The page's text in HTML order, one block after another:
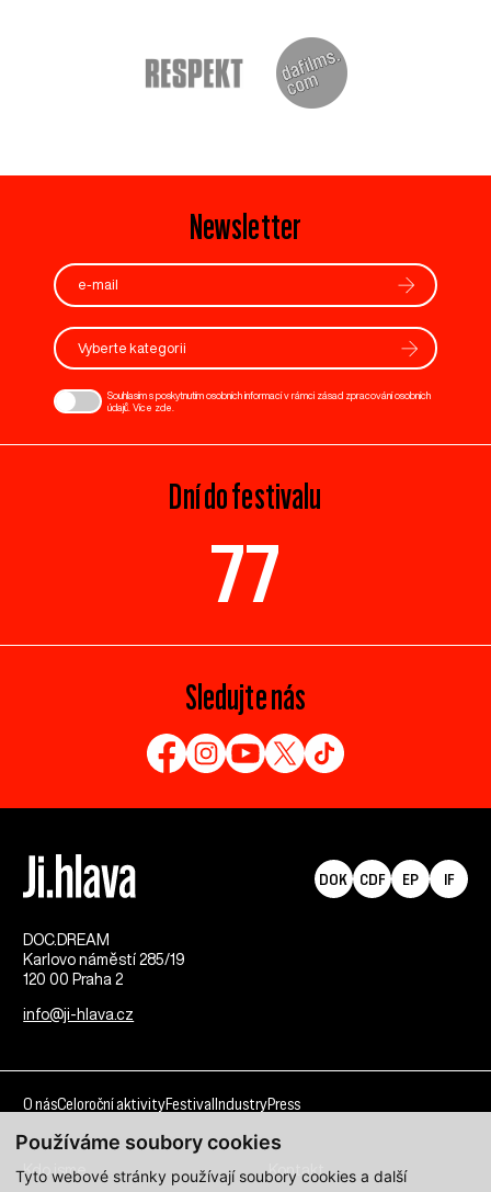
Používáme soubory cookies
Tyto webové stránky používají soubory cookies a další
Newsletter
Vyberte kategorii
Souhlasím s poskytnutím osobních informací v rámci zásad zpracování osobních
údajů. Více zde
Dní do festivalu
77
Sledujte nás
DOC.DREAM​
Karlovo náměstí 285/19
120 00 Praha 2
info@ji-hlava.cz
DOK CDF EP IF
O násCeloroční aktivityFestival IndustryPress
Kdo jsme Kontakt